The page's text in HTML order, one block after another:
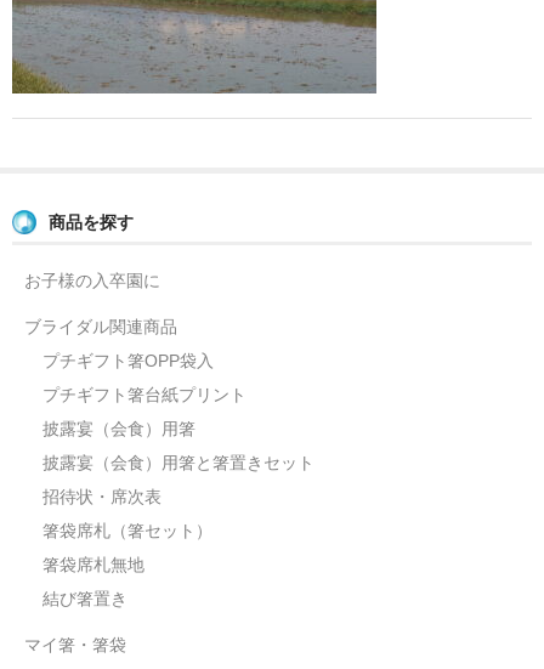
ご利用ガイド
よくあるご質問
商品を探す
お子様の入卒園に
ブライダル関連商品
プチギフト箸OPP袋入
プチギフト箸台紙プリント
披露宴（会食）用箸
披露宴（会食）用箸と箸置きセット
招待状・席次表
箸袋席札（箸セット）
箸袋席札無地
結び箸置き
マイ箸・箸袋